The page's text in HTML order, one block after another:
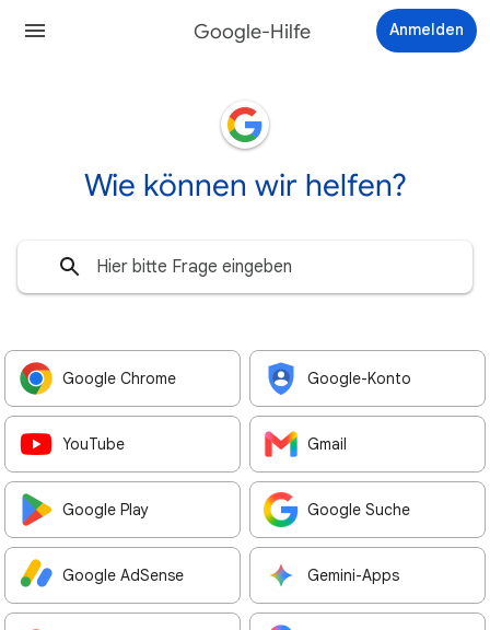
Google-Hilfe Anmelden
Wie können wir helfen?
Google Chrome Google-Konto
YouTube Gmail
Google Play Google Suche
Google AdSense Gemini-Apps